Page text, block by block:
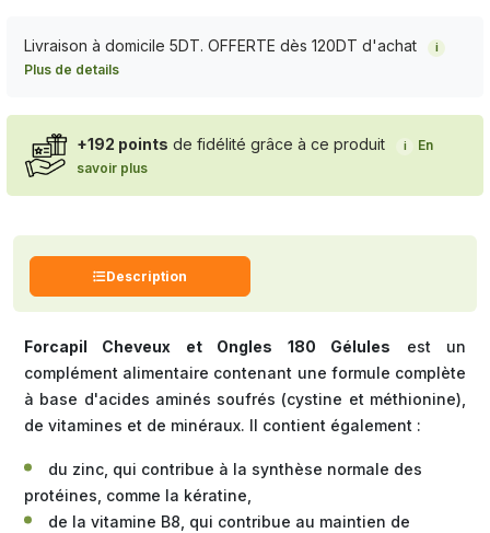
Livraison à domicile 5DT. OFFERTE dès 120DT d'achat i
Plus de details
+192 points de fidélité grâce à ce produit i
En
savoir plus
Description
Forcapil Cheveux et Ongles 180 Gélules est un
complément alimentaire contenant une formule complète
à base d'acides aminés soufrés (cystine et méthionine),
de vitamines et de minéraux. Il contient également :
du zinc, qui contribue à la synthèse normale des
protéines, comme la kératine,
de la vitamine B8, qui contribue au maintien de